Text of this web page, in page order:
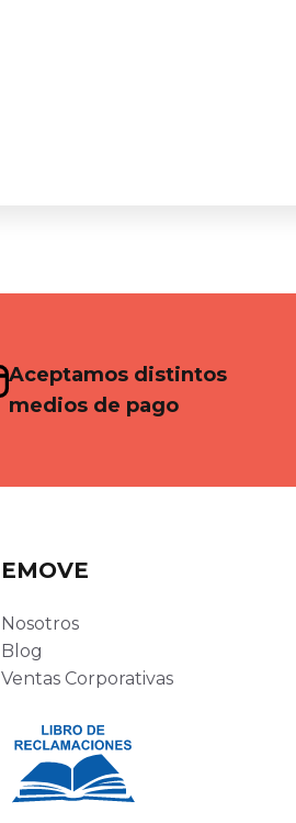
Aceptamos distintos
medios de pago
EMOVE
Nosotros
Blog
Ventas Corporativas